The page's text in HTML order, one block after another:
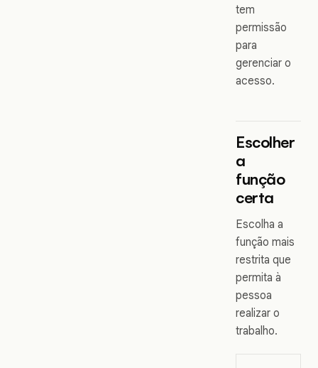
tem
permissão
para
gerenciar o
acesso.
Escolher
a
função
certa
Escolha a
função mais
restrita que
permita à
pessoa
realizar o
trabalho.